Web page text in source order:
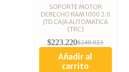
SOPORTE MOTOR
DERECHO RAM 1000 2.0
JTD CAJA AUTOMATICA
(TRC)
$248.023
$223.220
Añadir al
carrito